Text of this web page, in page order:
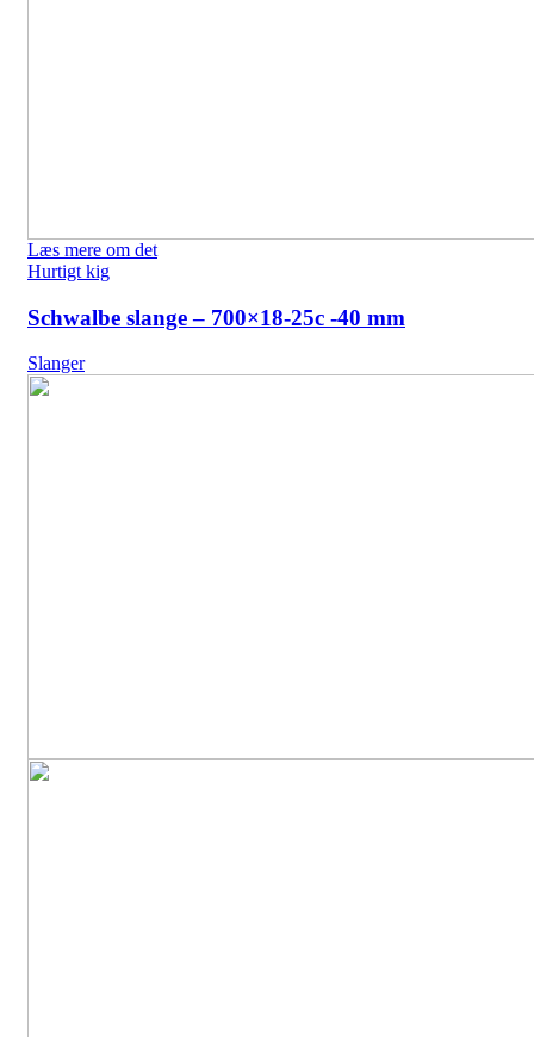
Læs mere om det
Hurtigt kig
Schwalbe slange – 700×18-25c -40 mm
Slanger